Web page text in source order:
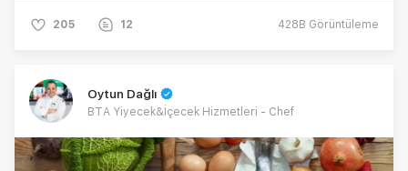
205 12 428B Görüntüleme
Oytun Dağlı
BTA Yiyecek&İçecek Hizmetleri - Chef